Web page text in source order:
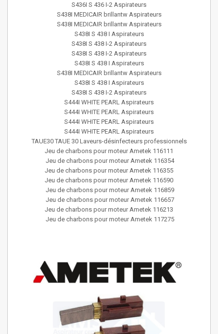
S436I S 436 I-2 Aspirateurs
S438I MEDICAIR brillantw Aspirateurs
S438I MEDICAIR brillantw Aspirateurs
S438I S 438 I Aspirateurs
S438I S 438 I-2 Aspirateurs
S438I S 438 I-2 Aspirateurs
S438I S 438 I Aspirateurs
S438I MEDICAIR brillantw Aspirateurs
S438I S 438 I Aspirateurs
S438I S 438 I-2 Aspirateurs
S444I WHITE PEARL Aspirateurs
S444I WHITE PEARL Aspirateurs
S444I WHITE PEARL Aspirateurs
S444I WHITE PEARL Aspirateurs
TAUE30 TAUE 30 Laveurs-désinfecteurs professionnels
Jeu de charbons pour moteur Ametek 116111
Jeu de charbons pour moteur Ametek 116354
Jeu de charbons pour moteur Ametek 116355
Jeu de charbons pour moteur Ametek 116590
Jeu de charbons pour moteur Ametek 116859
Jeu de charbons pour moteur Ametek 116657
Jeu de charbons pour moteur Ametek 116213
Jeu de charbons pour moteur Ametek 117275